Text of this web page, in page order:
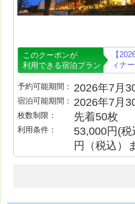
このクーポンが
利用できる宿泊プラン
【
ィナ
予約可能期間： 2026年7月
宿泊可能期間： 2026年7月
枚数制限： 先着50枚
利用条件：
53,000円(
円（税込）